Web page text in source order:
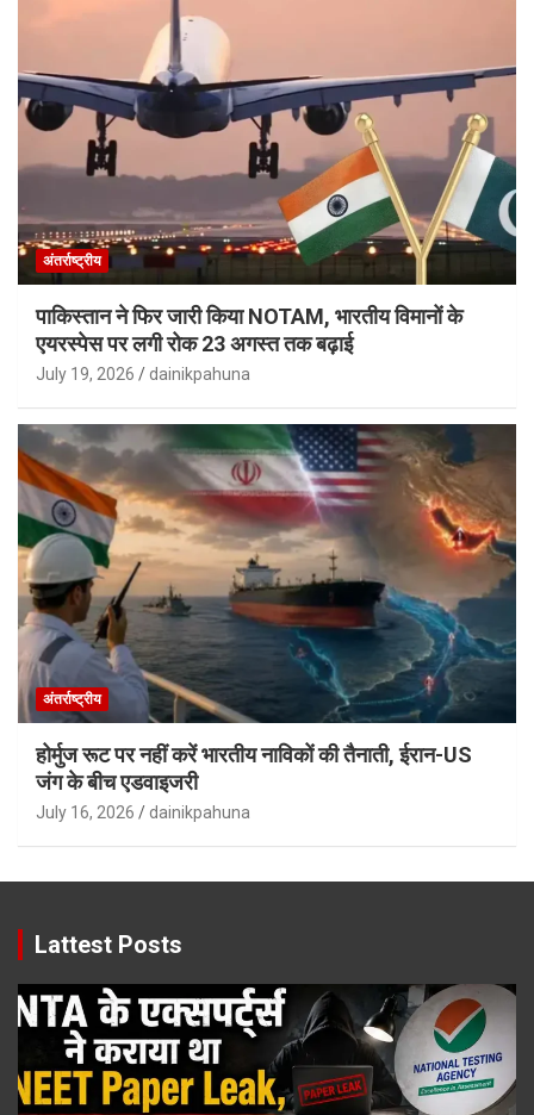
अंतर्राष्ट्रीय
पाकिस्तान ने फिर जारी किया NOTAM, भारतीय विमानों के
एयरस्पेस पर लगी रोक 23 अगस्त तक बढ़ाई
July 19, 2026 dainikpahuna
अंतर्राष्ट्रीय
होर्मुज रूट पर नहीं करें भारतीय नाविकों की तैनाती, ईरान-US
जंग के बीच एडवाइजरी
July 16, 2026 dainikpahuna
Lattest Posts